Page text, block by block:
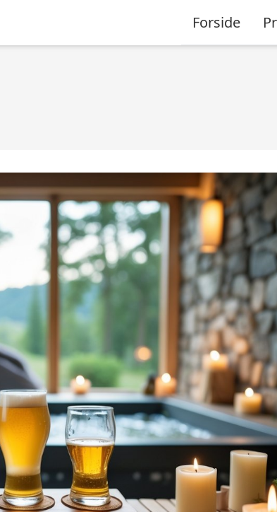
Forside